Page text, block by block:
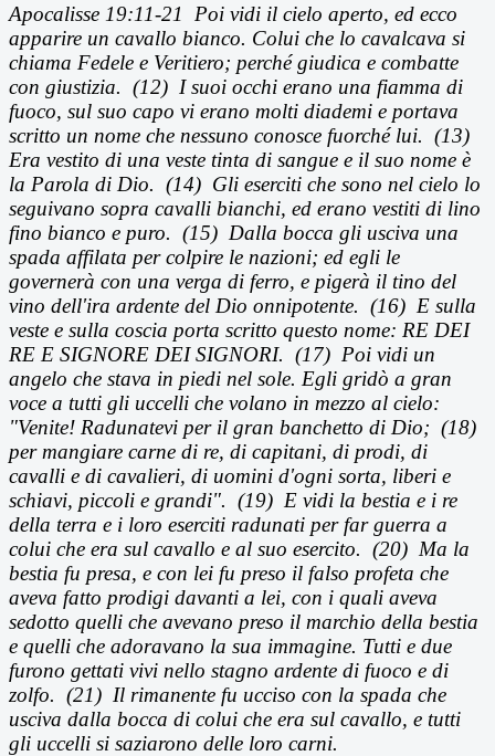
Apocalisse 19:11-21 Poi vidi il cielo aperto, ed ecco
apparire un cavallo bianco. Colui che lo cavalcava si
chiama Fedele e Veritiero; perché giudica e combatte
con giustizia. (12) I suoi occhi erano una fiamma di
fuoco, sul suo capo vi erano molti diademi e portava
scritto un nome che nessuno conosce fuorché lui. (13)
Era vestito di una veste tinta di sangue e il suo nome è
la Parola di Dio. (14) Gli eserciti che sono nel cielo lo
seguivano sopra cavalli bianchi, ed erano vestiti di lino
fino bianco e puro. (15) Dalla bocca gli usciva una
spada affilata per colpire le nazioni; ed egli le
governerà con una verga di ferro, e pigerà il tino del
vino dell'ira ardente del Dio onnipotente. (16) E sulla
veste e sulla coscia porta scritto questo nome: RE DEI
RE E SIGNORE DEI SIGNORI. (17) Poi vidi un
angelo che stava in piedi nel sole. Egli gridò a gran
voce a tutti gli uccelli che volano in mezzo al cielo:
"Venite! Radunatevi per il gran banchetto di Dio; (18)
per mangiare carne di re, di capitani, di prodi, di
cavalli e di cavalieri, di uomini d'ogni sorta, liberi e
schiavi, piccoli e grandi". (19) E vidi la bestia e i re
della terra e i loro eserciti radunati per far guerra a
colui che era sul cavallo e al suo esercito. (20) Ma la
bestia fu presa, e con lei fu preso il falso profeta che
aveva fatto prodigi davanti a lei, con i quali aveva
sedotto quelli che avevano preso il marchio della bestia
e quelli che adoravano la sua immagine. Tutti e due
furono gettati vivi nello stagno ardente di fuoco e di
zolfo. (21) Il rimanente fu ucciso con la spada che
usciva dalla bocca di colui che era sul cavallo, e tutti
gli uccelli si saziarono delle loro carni.